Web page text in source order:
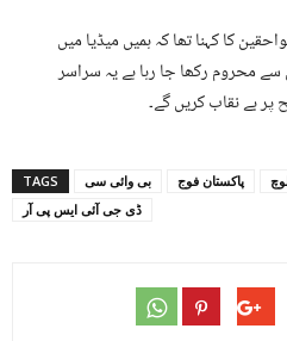
کا کہنا تھا کہ ہمیں میڈیا میں
محروم رکھا جا رہا ہے یہ سراسر
بے نقاب کریں گے۔
TAGS بی وائی سی پاکستان فوج
ڈی جی آئی ایس پی آر